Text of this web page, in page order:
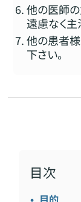
他の医師
遠慮なく主
他の患者
下さい。
目次